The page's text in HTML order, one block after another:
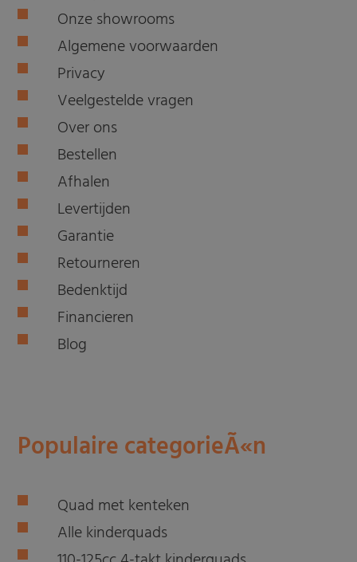
Onze showrooms
Algemene voorwaarden
Privacy
Veelgestelde vragen
Over ons
Bestellen
Afhalen
Levertijden
Garantie
Retourneren
Bedenktijd
Financieren
Blog
Populaire categorieÃ«n
Quad met kenteken
Alle kinderquads